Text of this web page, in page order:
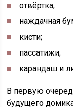
отвёртка;
наждачная
кисти;
пассатижи;
карандаш и
В первую
будущего